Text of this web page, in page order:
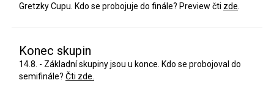
Gretzky Cupu. Kdo se probojuje do finále? Preview čti zde
Konec skupin
14.8. - Základní skupiny jsou u konce. Kdo se probojoval do
semifinále? Čti zde.